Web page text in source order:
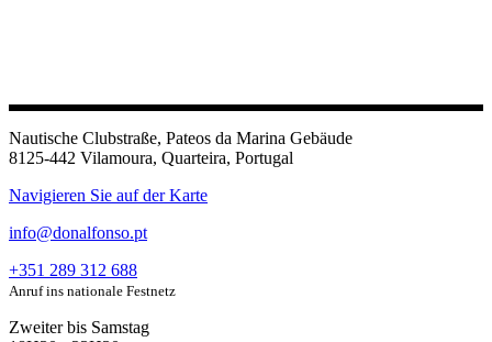
Nautische Clubstraße, Pateos da Marina Gebäude
8125-442 Vilamoura, Quarteira, Portugal
Navigieren Sie auf der Karte
info@donalfonso.pt
+351 289 312 688
Anruf ins nationale Festnetz
Zweiter bis Samstag